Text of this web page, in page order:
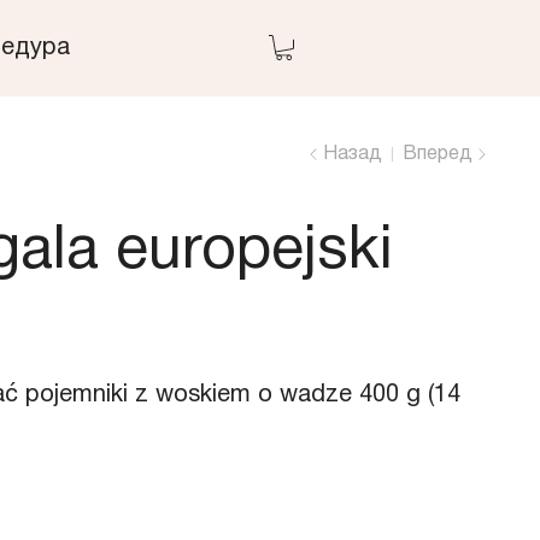
Назад Вперед
europejski
pojemniki z woskiem o wadze 400 g (14